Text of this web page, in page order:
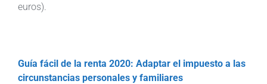
euros).
Guía fácil de la renta 2020: Adaptar el impuesto a las
circunstancias personales y familiares